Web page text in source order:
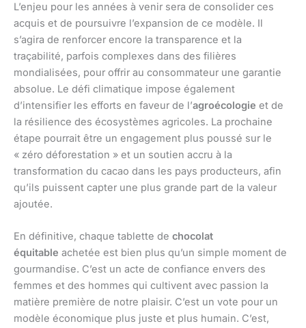
L’enjeu pour les années à venir sera de consolider ces
acquis et de poursuivre l’expansion de ce modèle. Il
s’agira de renforcer encore la transparence et la
traçabilité, parfois complexes dans des filières
mondialisées, pour offrir au consommateur une garantie
absolue. Le défi climatique impose également
d’intensifier les efforts en faveur de l’agroécologie et de
la résilience des écosystèmes agricoles. La prochaine
étape pourrait être un engagement plus poussé sur le
« zéro déforestation » et un soutien accru à la
transformation du cacao dans les pays producteurs, afin
qu’ils puissent capter une plus grande part de la valeur
ajoutée.
En définitive, chaque tablette de chocolat
équitable achetée est bien plus qu’un simple moment de
gourmandise. C’est un acte de confiance envers des
femmes et des hommes qui cultivent avec passion la
matière première de notre plaisir. C’est un vote pour un
modèle économique plus juste et plus humain. C’est,